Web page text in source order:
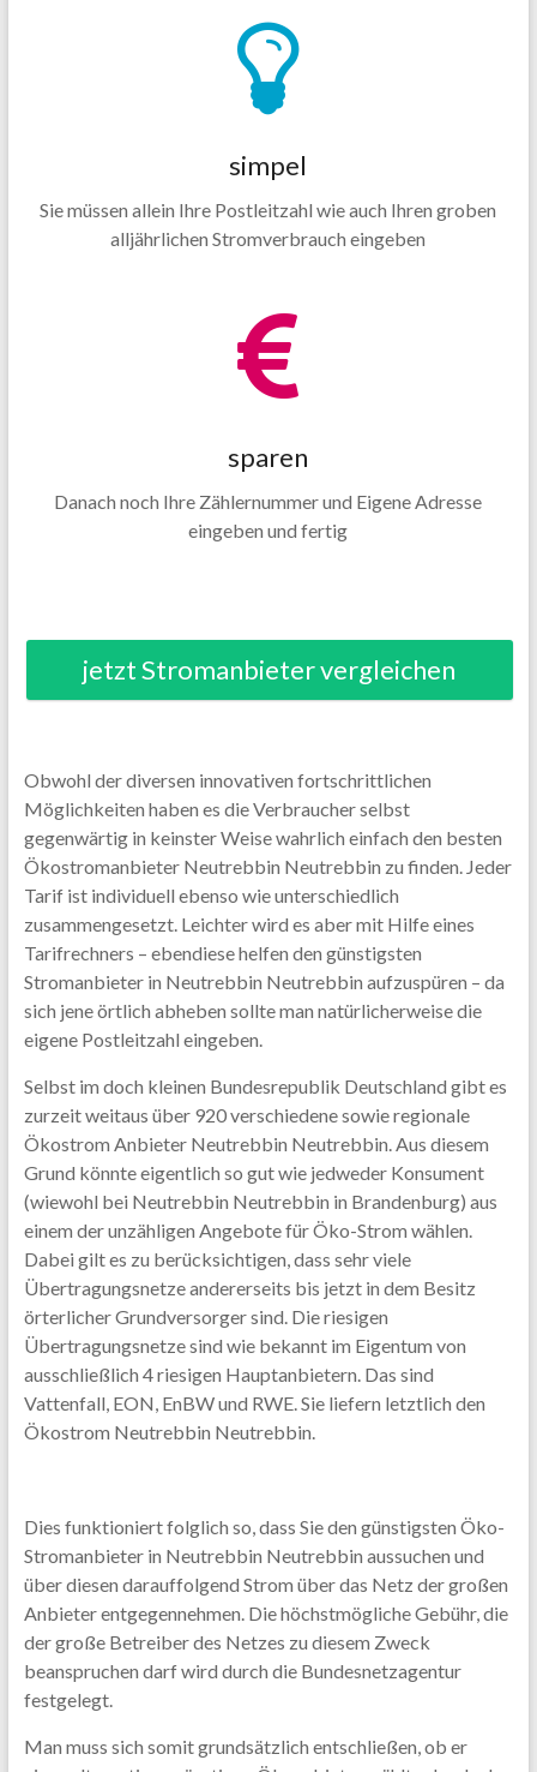
simpel
Sie müssen allein Ihre Postleitzahl wie auch Ihren groben
alljährlichen Stromverbrauch eingeben
sparen
Danach noch Ihre Zählernummer und Eigene Adresse
eingeben und fertig
jetzt Stromanbieter vergleichen
Obwohl der diversen innovativen fortschrittlichen
Möglichkeiten haben es die Verbraucher selbst
gegenwärtig in keinster Weise wahrlich einfach den besten
Ökostromanbieter Neutrebbin Neutrebbin zu finden. Jeder
Tarif ist individuell ebenso wie unterschiedlich
zusammengesetzt. Leichter wird es aber mit Hilfe eines
Tarifrechners – ebendiese helfen den günstigsten
Stromanbieter in Neutrebbin Neutrebbin aufzuspüren – da
sich jene örtlich abheben sollte man natürlicherweise die
eigene Postleitzahl eingeben.
Selbst im doch kleinen Bundesrepublik Deutschland gibt es
zurzeit weitaus über 920 verschiedene sowie regionale
Ökostrom Anbieter Neutrebbin Neutrebbin. Aus diesem
Grund könnte eigentlich so gut wie jedweder Konsument
(wiewohl bei Neutrebbin Neutrebbin in Brandenburg) aus
einem der unzähligen Angebote für Öko-Strom wählen.
Dabei gilt es zu berücksichtigen, dass sehr viele
Übertragungsnetze andererseits bis jetzt in dem Besitz
örterlicher Grundversorger sind. Die riesigen
Übertragungsnetze sind wie bekannt im Eigentum von
ausschließlich 4 riesigen Hauptanbietern. Das sind
Vattenfall, EON, EnBW und RWE. Sie liefern letztlich den
Ökostrom Neutrebbin Neutrebbin.
Dies funktioniert folglich so, dass Sie den günstigsten Öko-
Stromanbieter in Neutrebbin Neutrebbin aussuchen und
über diesen darauffolgend Strom über das Netz der großen
Anbieter entgegennehmen. Die höchstmögliche Gebühr, die
der große Betreiber des Netzes zu diesem Zweck
beanspruchen darf wird durch die Bundesnetzagentur
festgelegt.
Man muss sich somit grundsätzlich entschließen, ob er